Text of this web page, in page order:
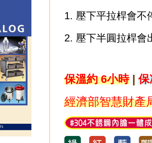
1. 壓下平拉桿會不
2. 壓下半圓拉桿會
保溫約 6小時| 保
經濟部智慧財